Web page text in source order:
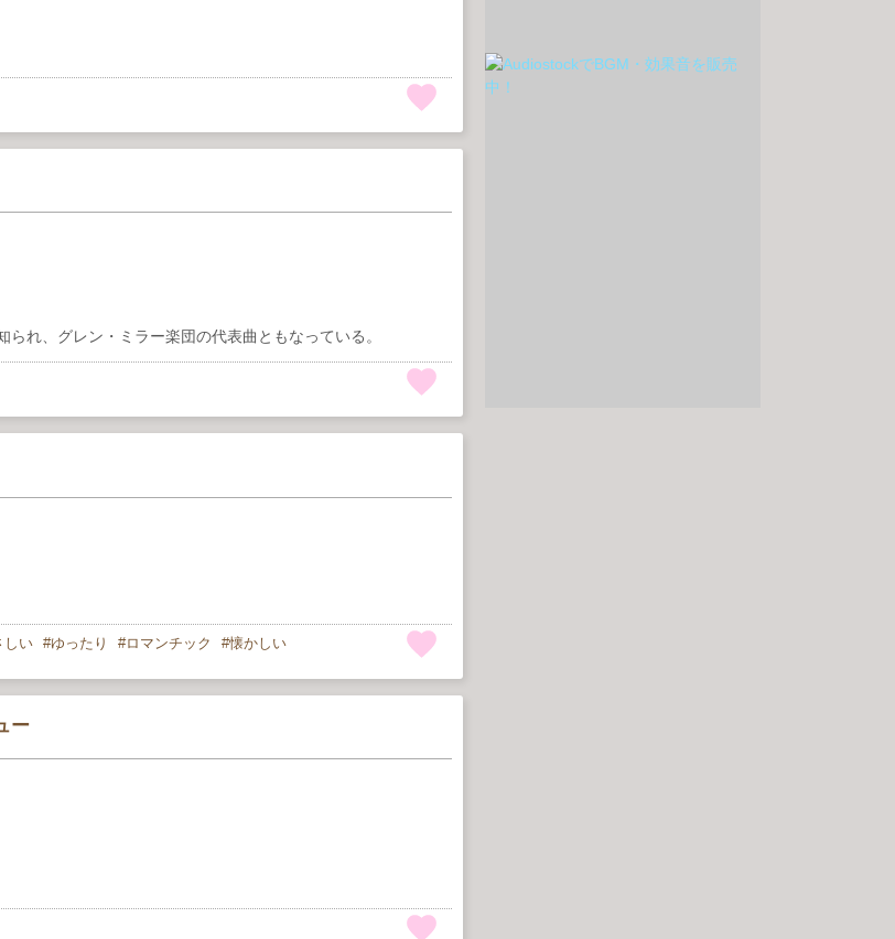
れ、グレン・ミラー楽団の代表曲ともなっている。
しい ゆったり ロマンチック 懐かしい
ー